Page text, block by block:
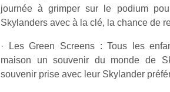
journée à grimper sur le podium
Skylanders avec à la clé, la chance de
· Les Green Screens : Tous les
maison un souvenir du monde de
souvenir prise avec leur Skylander